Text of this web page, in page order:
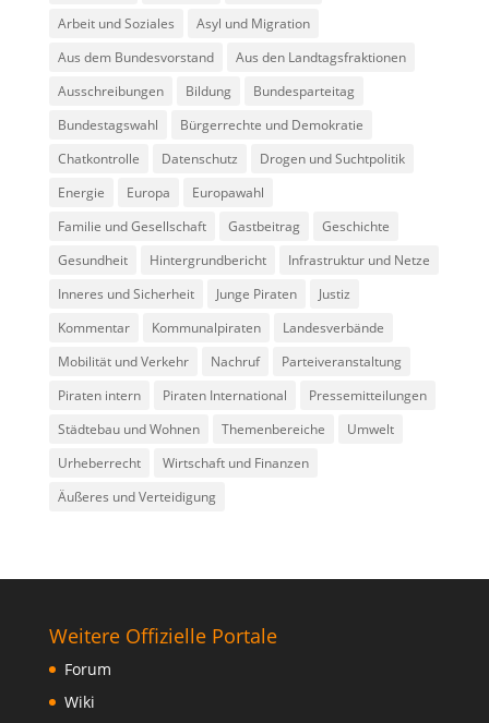
Arbeit und Soziales
Asyl und Migration
Aus dem Bundesvorstand
Aus den Landtagsfraktionen
Ausschreibungen
Bildung
Bundesparteitag
Bundestagswahl
Bürgerrechte und Demokratie
Chatkontrolle
Datenschutz
Drogen und Suchtpolitik
Energie
Europa
Europawahl
Familie und Gesellschaft
Gastbeitrag
Geschichte
Gesundheit
Hintergrundbericht
Infrastruktur und Netze
Inneres und Sicherheit
Junge Piraten
Justiz
Kommentar
Kommunalpiraten
Landesverbände
Mobilität und Verkehr
Nachruf
Parteiveranstaltung
Piraten intern
Piraten International
Pressemitteilungen
Städtebau und Wohnen
Themenbereiche
Umwelt
Urheberrecht
Wirtschaft und Finanzen
Äußeres und Verteidigung
Weitere Offizielle Portale
Forum
Wiki